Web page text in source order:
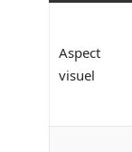
Aspect
visuel